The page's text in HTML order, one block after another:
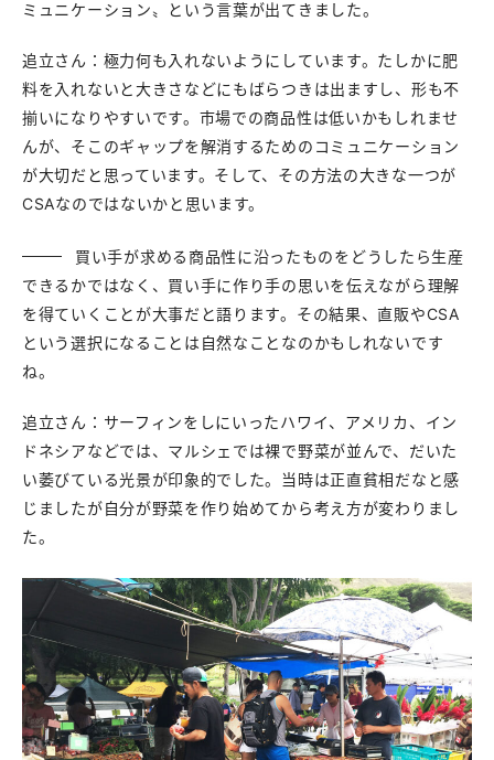
ミュニケーション〟という言葉が出てきました。
追立さん：極力何も入れないようにしています。たしかに肥
料を入れないと大きさなどにもばらつきは出ますし、形も不
揃いになりやすいです。市場での商品性は低いかもしれませ
んが、そこのギャップを解消するためのコミュニケーション
が大切だと思っています。そして、その方法の大きな一つが
CSAなのではないかと思います。
買い手が求める商品性に沿ったものをどうしたら生産
できるかではなく、買い手に作り手の思いを伝えながら理解
を得ていくことが大事だと語ります。その結果、直販やCSA
という選択になることは自然なことなのかもしれないです
ね。
追立さん：サーフィンをしにいったハワイ、アメリカ、イン
ドネシアなどでは、マルシェでは裸で野菜が並んで、だいた
い萎びている光景が印象的でした。当時は正直貧相だなと感
じましたが自分が野菜を作り始めてから考え方が変わりまし
た。